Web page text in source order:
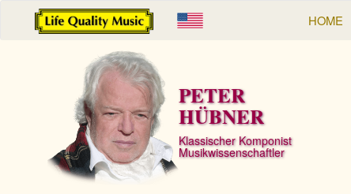
HOME
PETER
HÜBNER
Klassischer Komponist
Musikwissenschaftler